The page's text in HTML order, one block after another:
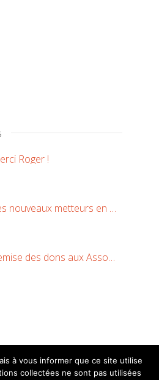
Roger !
Les nouveaux metteurs en scène !
Remise des dons aux Associations
à vous informer que ce site utilise
collectées ne sont pas utilisées